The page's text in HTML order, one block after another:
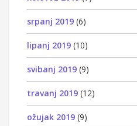
srpanj 2019 (6)
lipanj 2019 (10)
svibanj 2019 (9)
travanj 2019 (12)
ožujak 2019 (9)